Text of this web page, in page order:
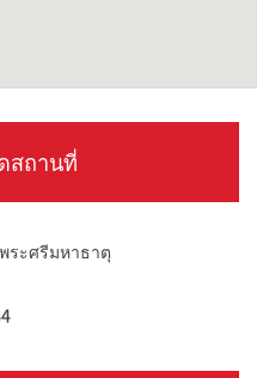
สถานที่
ระศรีมหาธาตุ